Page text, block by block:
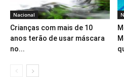
Nacional
Crianças com mais de 10
anos terão de usar máscara
no...